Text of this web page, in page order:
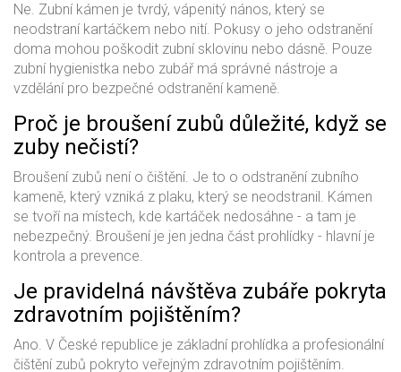
Ne. Zubní kámen je tvrdý, vápenitý nános, který se
neodstraní kartáčkem nebo nití. Pokusy o jeho odstranění
doma mohou poškodit zubní sklovinu nebo dásně. Pouze
zubní hygienistka nebo zubář má správné nástroje a
vzdělání pro bezpečné odstranění kameně.
Proč je broušení zubů důležité, když se
zuby nečistí?
Broušení zubů není o čištění. Je to o odstranění zubního
kameně, který vzniká z plaku, který se neodstranil. Kámen
se tvoří na místech, kde kartáček nedosáhne - a tam je
nebezpečný. Broušení je jen jedna část prohlídky - hlavní je
kontrola a prevence.
Je pravidelná návštěva zubáře pokryta
zdravotním pojištěním?
Ano. V České republice je základní prohlídka a profesionální
čištění zubů pokryto veřejným zdravotním pojištěním.